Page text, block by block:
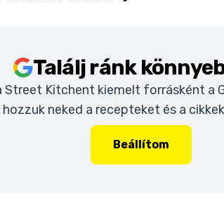
Találj ránk
Street Kitchent kiemelt forrásként a
hozzuk neked a recepteket és a
Beállítom